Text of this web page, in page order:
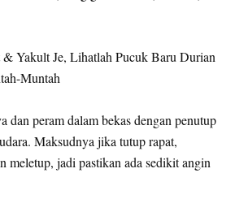
dan peram dalam bekas dengan penutup
Maksudnya jika tutup rapat,
meletup, jadi pastikan ada sedikit angin